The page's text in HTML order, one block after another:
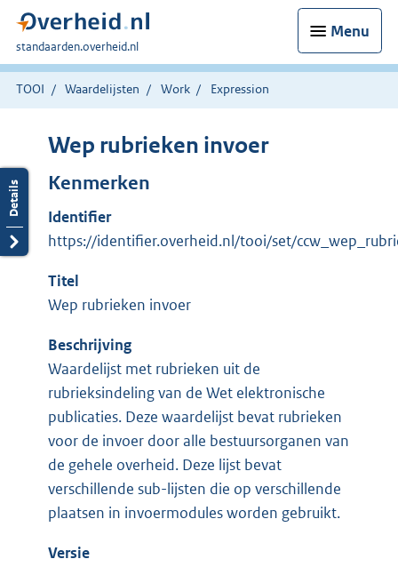
Menu
U
bent
hier:
standaarden.overheid.nl
TOOI Waardelijsten Work Expression
Wep rubrieken invoer
Kenmerken
Identifier
https://identifier.overheid.nl/tooi/set/
Titel
Wep rubrieken invoer
Beschrijving
Waardelijst met rubrieken uit de
rubrieksindeling van de Wet elektronische
publicaties. Deze waardelijst bevat rubrieken
voor de invoer door alle bestuursorganen van
de gehele overheid. Deze lijst bevat
verschillende sub-lijsten die op verschillende
plaatsen in invoermodules worden gebruikt.
Versie